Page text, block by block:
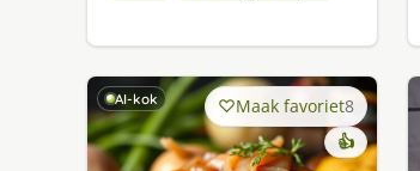
AI-kok Maak favoriet8
👍